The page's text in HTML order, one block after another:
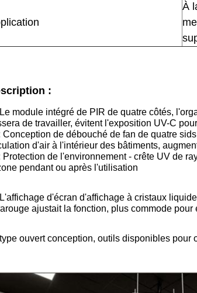
À
:
module intégré de PIR de quatre côtés,
de travailler, évitent l'exposition UV-C
Conception de débouché de fan de quatre
d'air à l'intérieur des bâtiments,
Protection de l'environnement - crête UV de
pendant ou après l'utilisation
d'écran d'affichage à cristaux
ajustait la fonction, plus commode pour
ouvert conception, outils disponibles pour